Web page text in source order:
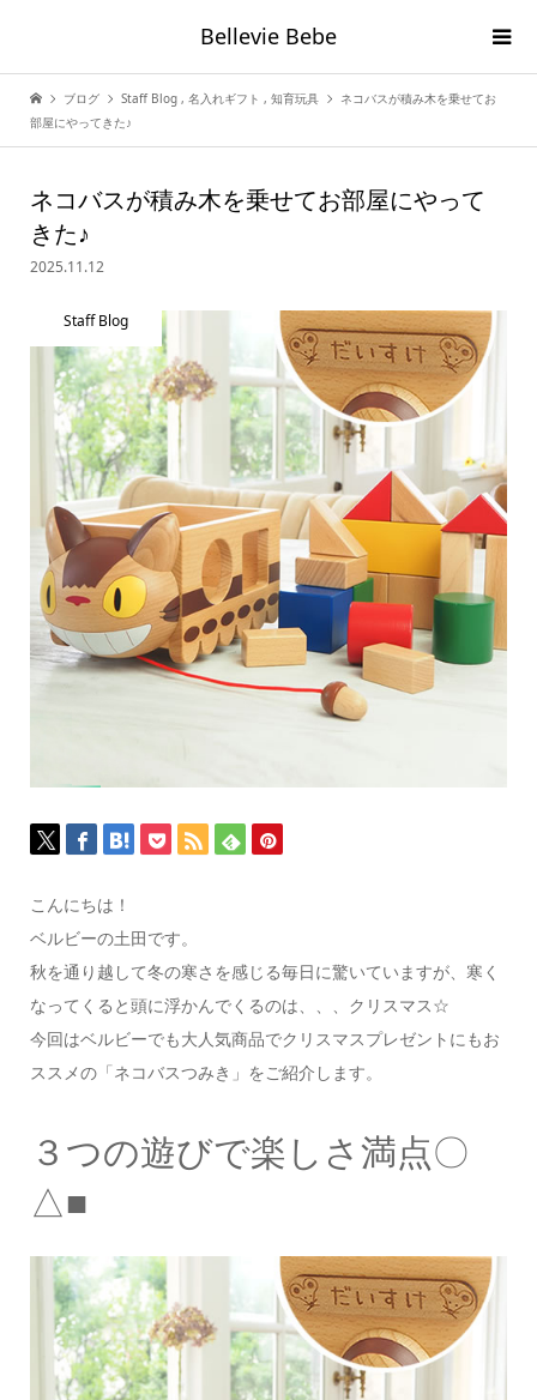
Bellevie Bebe
ブログ Staff Blog , 名入れギフト , 知育玩具
ネコバスが積み木を乗せてお
部屋にやってきた♪
ネコバスが積み木を乗せてお部屋にやって
きた♪
2025.11.12
Staff Blog
こんにちは！
ベルビーの土田です。
秋を通り越して冬の寒さを感じる毎日に驚いていますが、寒く
なってくると頭に浮かんでくるのは、、、クリスマス☆
今回はベルビーでも大人気商品でクリスマスプレゼントにもお
ススメの「ネコバスつみき」をご紹介します。
３つの遊びで楽しさ満点〇
△■